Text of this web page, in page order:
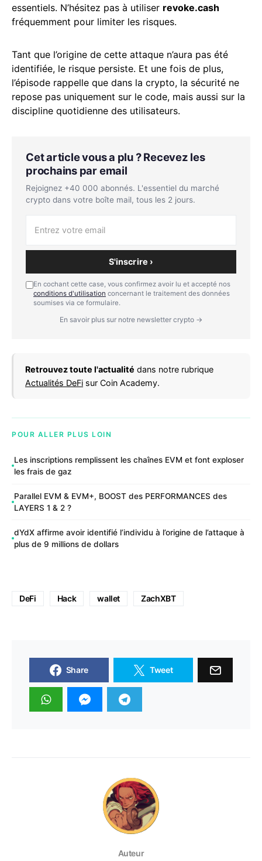
essentiels. N’hésitez pas à utiliser revoke.cash
fréquemment pour limiter les risques.
Tant que l’origine de cette attaque n’aura pas été
identifiée, le risque persiste. Et une fois de plus,
l’épisode rappelle que dans la crypto, la sécurité ne
repose pas uniquement sur le code, mais aussi sur la
discipline quotidienne des utilisateurs.
Cet article vous a plu ? Recevez les
prochains par email
Rejoignez +40 000 abonnés. L'essentiel du marché
crypto dans votre boîte mail, tous les 2 jours.
S'inscrire ›
En cochant cette case, vous confirmez avoir lu et accepté nos
conditions d'utilisation concernant le traitement des données
soumises via ce formulaire.
En savoir plus sur notre newsletter crypto →
Retrouvez toute l'actualité dans notre rubrique
Actualités DeFi sur Coin Academy.
POUR ALLER PLUS LOIN
Les inscriptions remplissent les chaînes EVM et font exploser
les frais de gaz
Parallel EVM & EVM+, BOOST des PERFORMANCES des
LAYERS 1 & 2 ?
dYdX affirme avoir identifié l’individu à l’origine de l’attaque à
plus de 9 millions de dollars
DeFi Hack wallet ZachXBT
Share Tweet
Auteur